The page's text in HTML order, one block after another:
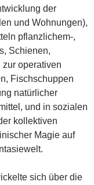
der
und Wohnungen),
pflanzlichem-,
Schienen,
operativen
Fischschuppen
natürlicher
und in sozialen
kollektiven
Magie auf
sich über die